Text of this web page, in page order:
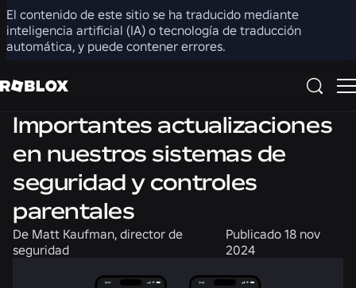
El contenido de este sitio se ha traducido mediante
inteligencia artificial (IA) o tecnología de traducción
automática, y puede contener errores.
Compartir
Importantes actualizaciones
en nuestros sistemas de
seguridad y controles
parentales
De Matt Kaufman, director de
seguridad
Publicado 18 nov
2024